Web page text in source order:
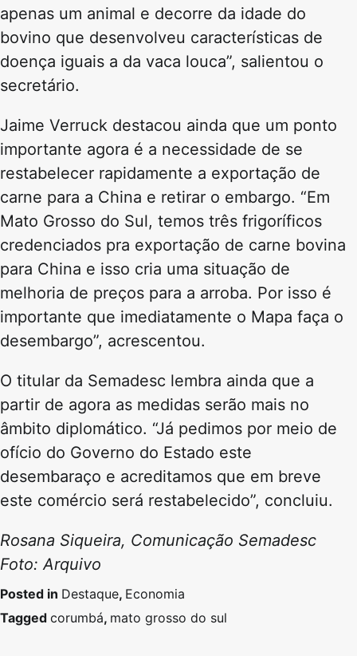
apenas um animal e decorre da idade do
bovino que desenvolveu características de
doença iguais a da vaca louca”, salientou o
secretário.
Jaime Verruck destacou ainda que um ponto
importante agora é a necessidade de se
restabelecer rapidamente a exportação de
carne para a China e retirar o embargo. “Em
Mato Grosso do Sul, temos três frigoríficos
credenciados pra exportação de carne bovina
para China e isso cria uma situação de
melhoria de preços para a arroba. Por isso é
importante que imediatamente o Mapa faça o
desembargo”, acrescentou.
O titular da Semadesc lembra ainda que a
partir de agora as medidas serão mais no
âmbito diplomático. “Já pedimos por meio de
ofício do Governo do Estado este
desembaraço e acreditamos que em breve
este comércio será restabelecido”, concluiu.
Rosana Siqueira, Comunicação Semadesc
Foto: Arquivo
Posted in Destaque, Economia
Tagged corumbá, mato grosso do sul